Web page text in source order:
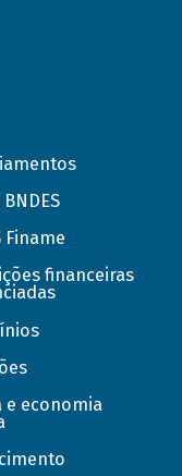
Finame
financeiras
e economia